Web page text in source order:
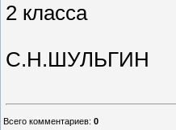
2 класса
С.Н.ШУЛЬГИН
Всего комментариев: 0